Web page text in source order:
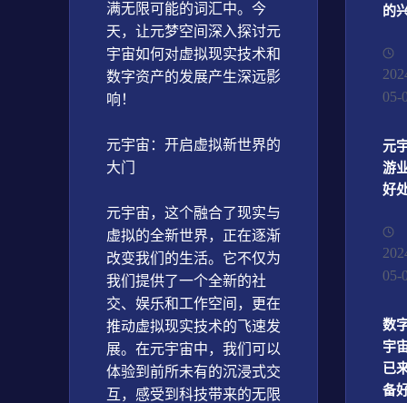
满无限可能的词汇中。今
天，让元梦空间深入探讨元
宇宙如何对虚拟现实技术和
数字资产的发展产生深远影
响！
元宇宙：开启虚拟新世界的
大门
元宇宙，这个融合了现实与
虚拟的全新世界，正在逐渐
改变我们的生活。它不仅为
我们提供了一个全新的社
交、娱乐和工作空间，更在
推动虚拟现实技术的飞速发
展。在元宇宙中，我们可以
体验到前所未有的沉浸式交
互，感受到科技带来的无限
的
05-
元
游
好
05-
数
宇
已
备